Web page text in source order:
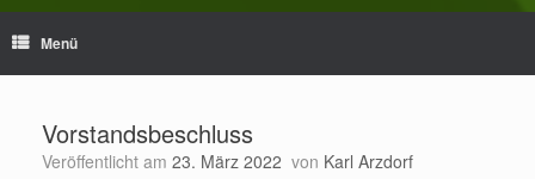
Menü
Vorstandsbeschluss
Veröffentlicht am 23. März 2022 von Karl Arzdorf